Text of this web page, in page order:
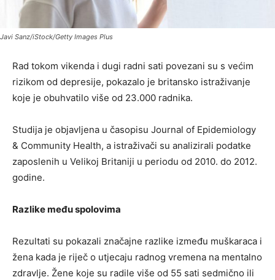
Javi Sanz/iStock/Getty Images Plus
Rad tokom vikenda i dugi radni sati povezani su s većim
rizikom od depresije, pokazalo je britansko istraživanje
koje je obuhvatilo više od 23.000 radnika.
Studija je objavljena u časopisu Journal of Epidemiology
& Community Health, a istraživači su analizirali podatke
zaposlenih u Velikoj Britaniji u periodu od 2010. do 2012.
godine.
Razlike među spolovima
Rezultati su pokazali značajne razlike između muškaraca i
žena kada je riječ o utjecaju radnog vremena na mentalno
zdravlje. Žene koje su radile više od 55 sati sedmično ili